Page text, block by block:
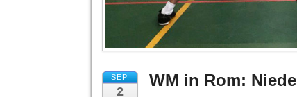
SEP.
2
WM in Rom: